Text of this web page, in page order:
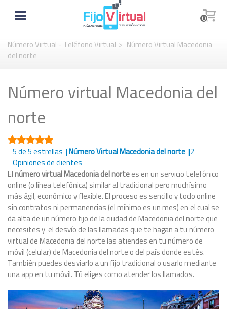
0
Número Virtual - Teléfono Virtual > Número Virtual Macedonia
del norte
Número virtual Macedonia del
norte
5de 5 estrellas |Número Virtual Macedonia del norte |2
Opiniones de clientes
Elnúmero virtual Macedonia del nortees en un servicio telefónico
online (o línea telefónica) similar al tradicional pero muchísimo
más ágil, económico y flexible. El proceso es sencillo y todo online
sin contratos ni permanencias (el mínimo es un mes) en el cual se
da alta de un número fijo de la ciudad de Macedonia del norte que
necesites y el desvío de las llamadas que te hagan a tu número
virtual de Macedonia del norte las atiendes en tu número de
móvil (celular) de Macedonia del norte o del país donde estés.
También puedes desviarlo a un fijo tradicional o usarlo mediante
una app en tu móvil. Tú eliges como atender los llamados.